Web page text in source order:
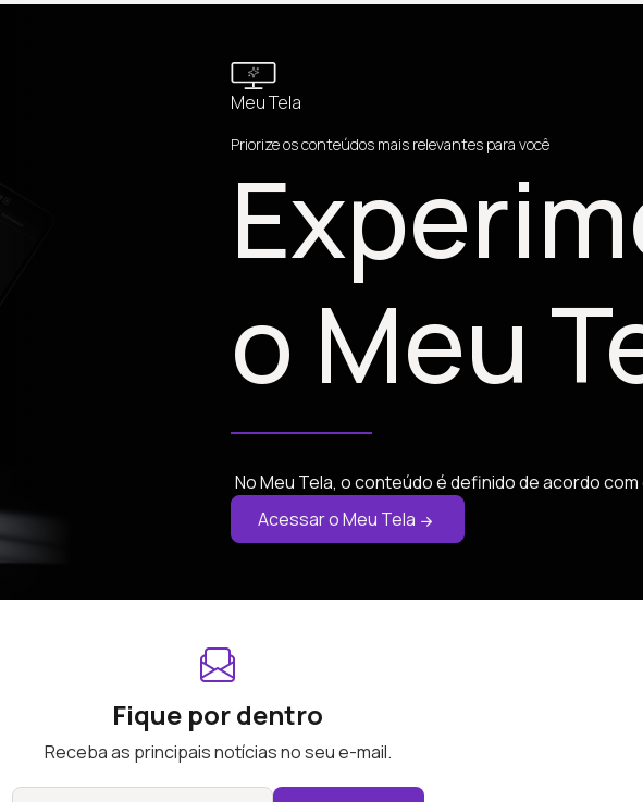
Meu Tela
Priorize os conteúdos mais relevantes para você
o Meu
No Meu Tela, o conteúdo é definido de acordo
Acessar o Meu Tela
Fique por dentro
Receba as principais notícias no seu e-mail.